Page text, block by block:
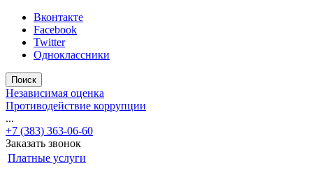
Вконтакте
Facebook
Twitter
Одноклассники
Поиск
Независимая оценка
Противодействие коррупции
...
+7 (383) 363-06-60
Заказать звонок
Платные услуги